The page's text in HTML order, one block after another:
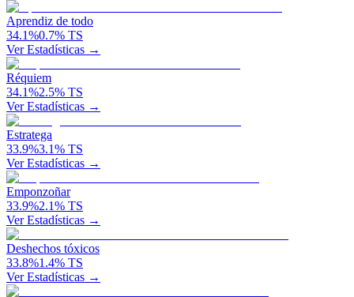
Aprendiz de todo
34.1%0.7% TS
Ver Estadísticas →
Réquiem
34.1%2.5% TS
Ver Estadísticas →
Estratega
33.9%3.1% TS
Ver Estadísticas →
Emponzoñar
33.9%2.1% TS
Ver Estadísticas →
Deshechos tóxicos
33.8%1.4% TS
Ver Estadísticas →